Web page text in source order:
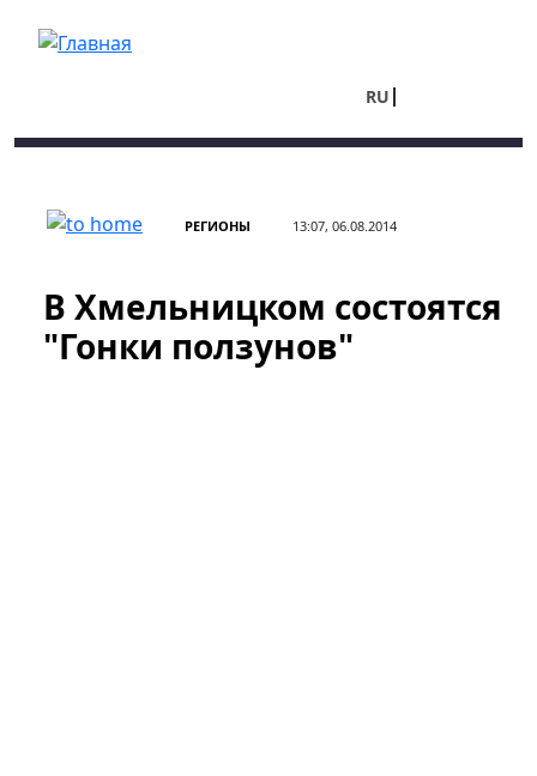
RU
РЕГИОНЫ 13:07, 06.08.2014
В Хмельницком состоятся
"Гонки ползунов"